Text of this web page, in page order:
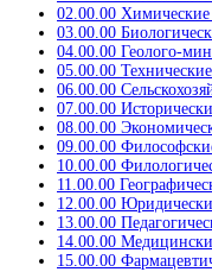
02.00.00 Химические
03.00.00
04.00.00 Геолого-
05.00.00
06.00.00
07.00.00
08.00.00
09.00.00
10.00.00
11.00.00
12.00.00
13.00.00
14.00.00
15.00.00